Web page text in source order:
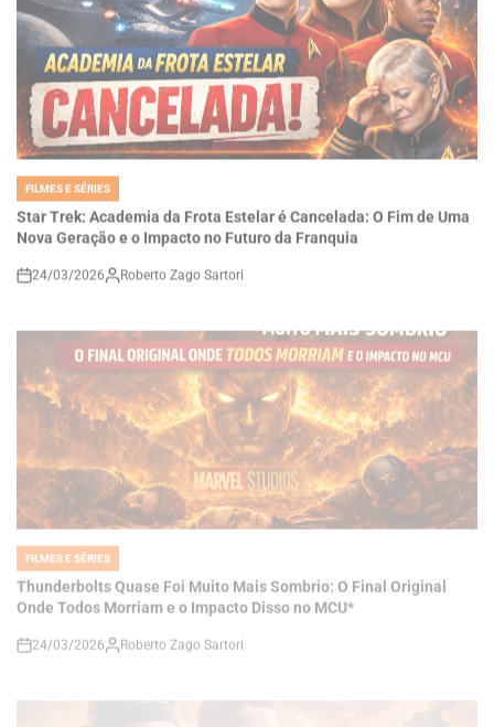
POSTED
IN
FILMES E SÉRIES
Nova Geração e o Impacto no Futuro da Franquia
on
24/03/2026 Roberto Zago Sartori
IN
FILMES E SÉRIES
Thunderbolts Quase Foi Muito Mais Sombrio: O Final Original
Onde Todos Morriam e o Impacto Disso no MCU*
on
24/03/2026